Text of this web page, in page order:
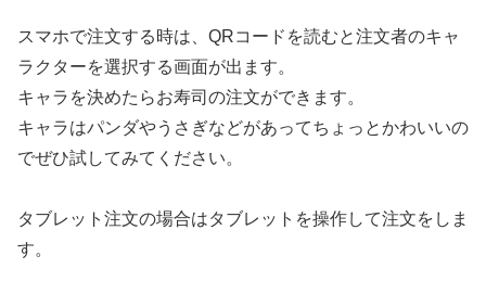
スマホで注文する時は、QRコードを読むと注文者のキャ
ラクターを選択する画面が出ます。
キャラを決めたらお寿司の注文ができます。
キャラはパンダやうさぎなどがあってちょっとかわいいの
でぜひ試してみてください。
タブレット注文の場合はタブレットを操作して注文をしま
す。